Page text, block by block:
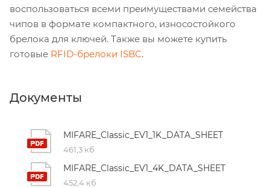
воспользоваться всеми преимуществами семейства
чипов в формате компактного, износостойкого
брелока для ключей. Также вы можете купить
готовые RFID-брелоки ISBC.
Документы
MIFARE_Classic_EV1_1K_DATA_SHEET
461,3 кб
MIFARE_Classic_EV1_4K_DATA_SHEET
452,4 кб